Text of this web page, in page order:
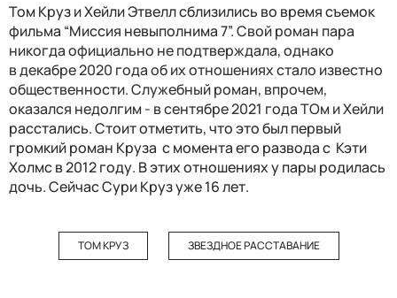
Том Круз и Хейли Этвелл сблизились во время съемок
фильма “Миссия невыполнима 7”.Свой роман пара
никогда официально не подтверждала, однако
в декабре 2020 года об их отношениях стало известно
общественности. Служебный роман, впрочем,
оказался недолгим - в сентябре 2021 года ТОм и Хейли
расстались. Стоит отметить, что это был первый
громкий роман Круза с момента его развода с Кэти
Холмс в 2012 году. В этих отношениях у пары родилась
дочь. Сейчас Сури Круз уже 16 лет.
ТОМ КРУЗ ЗВЕЗДНОЕ РАССТАВАНИЕ